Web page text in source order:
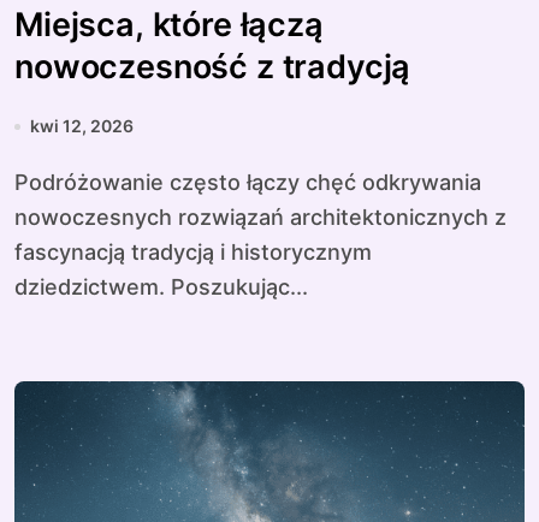
Miejsca, które łączą
nowoczesność z tradycją
kwi 12, 2026
Podróżowanie często łączy chęć odkrywania
nowoczesnych rozwiązań architektonicznych z
fascynacją tradycją i historycznym
dziedzictwem. Poszukując...